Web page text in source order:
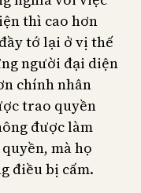
thì cao hơn
tớ lại ở vị thế
người đại diện
chính nhân
trao quyền
được làm
mà họ
điều bị cấm.